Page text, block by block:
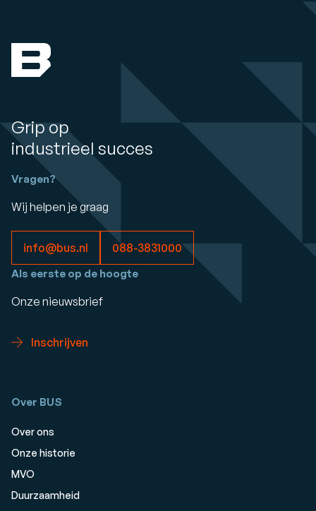
Grip op
industrieel succes
Vragen?
Wij helpen je graag
info@bus.nl 088-3831000
Als eerste op de hoogte
Onze nieuwsbrief
Inschrijven
Over BUS
Over ons
Onze historie
MVO
Duurzaamheid